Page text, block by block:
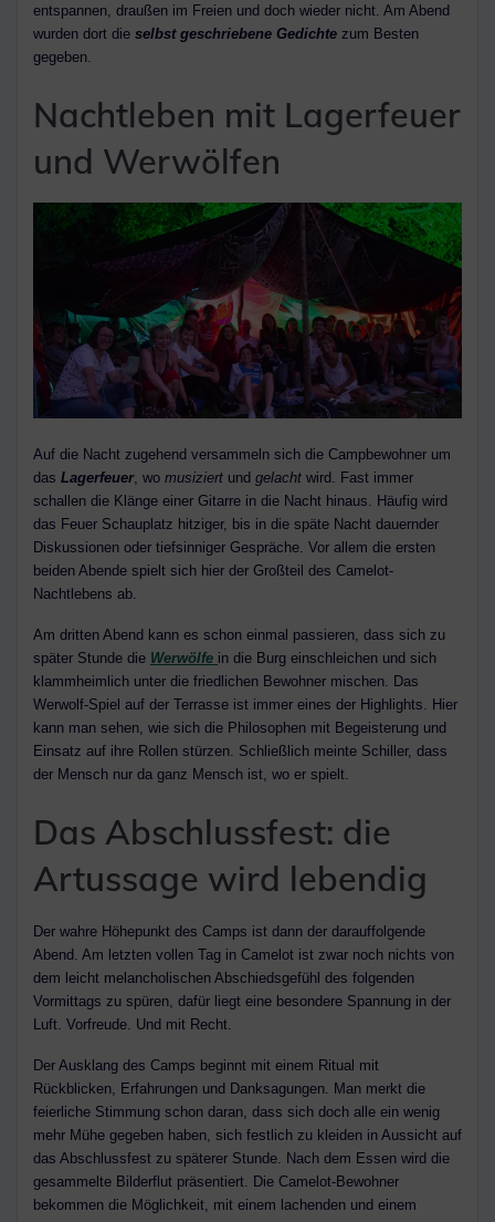
entspannen, draußen im Freien und doch wieder nicht. Am Abend
wurden dort die selbst geschriebene Gedichte zum Besten
gegeben.
Nachtleben mit Lagerfeuer
und Werwölfen
Auf die Nacht zugehend versammeln sich die Campbewohner um
das Lagerfeuer, wo musiziert und gelacht wird. Fast immer
schallen die Klänge einer Gitarre in die Nacht hinaus. Häufig wird
das Feuer Schauplatz hitziger, bis in die späte Nacht dauernder
Diskussionen oder tiefsinniger Gespräche. Vor allem die ersten
beiden Abende spielt sich hier der Großteil des Camelot-
Nachtlebens ab.
Am dritten Abend kann es schon einmal passieren, dass sich zu
später Stunde die Werwölfe in die Burg einschleichen und sich
klammheimlich unter die friedlichen Bewohner mischen. Das
Werwolf-Spiel auf der Terrasse ist immer eines der Highlights. Hier
kann man sehen, wie sich die Philosophen mit Begeisterung und
Einsatz auf ihre Rollen stürzen. Schließlich meinte Schiller, dass
der Mensch nur da ganz Mensch ist, wo er spielt.
Das Abschlussfest: die
Artussage wird lebendig
Der wahre Höhepunkt des Camps ist dann der darauffolgende
Abend. Am letzten vollen Tag in Camelot ist zwar noch nichts von
dem leicht melancholischen Abschiedsgefühl des folgenden
Vormittags zu spüren, dafür liegt eine besondere Spannung in der
Luft. Vorfreude. Und mit Recht.
Der Ausklang des Camps beginnt mit einem Ritual mit
Rückblicken, Erfahrungen und Danksagungen. Man merkt die
feierliche Stimmung schon daran, dass sich doch alle ein wenig
mehr Mühe gegeben haben, sich festlich zu kleiden in Aussicht auf
das Abschlussfest zu späterer Stunde. Nach dem Essen wird die
gesammelte Bilderflut präsentiert. Die Camelot-Bewohner
bekommen die Möglichkeit, mit einem lachenden und einem